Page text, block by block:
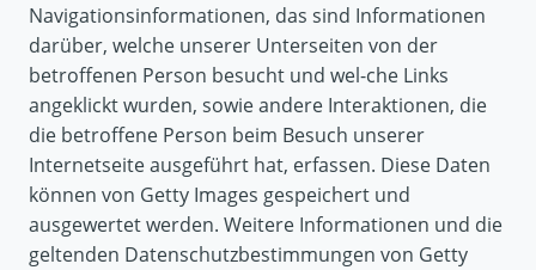
Navigationsinformationen, das sind Informationen
darüber, welche unserer Unterseiten von der
betroffenen Person besucht und wel-che Links
angeklickt wurden, sowie andere Interaktionen, die
die betroffene Person beim Besuch unserer
Internetseite ausgeführt hat, erfassen. Diese Daten
können von Getty Images gespeichert und
ausgewertet werden. Weitere Informationen und die
geltenden Datenschutzbestimmungen von Getty